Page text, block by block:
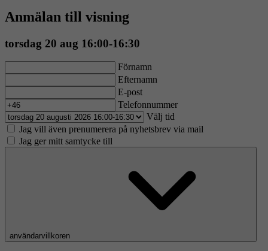
Anmälan till visning
torsdag 20 aug 16:00-16:30
Förnamn
Efternamn
E-post
Telefonnummer
Välj tid
Jag vill även prenumerera på nyhetsbrev via mail
Jag ger mitt samtycke till
användarvillkoren